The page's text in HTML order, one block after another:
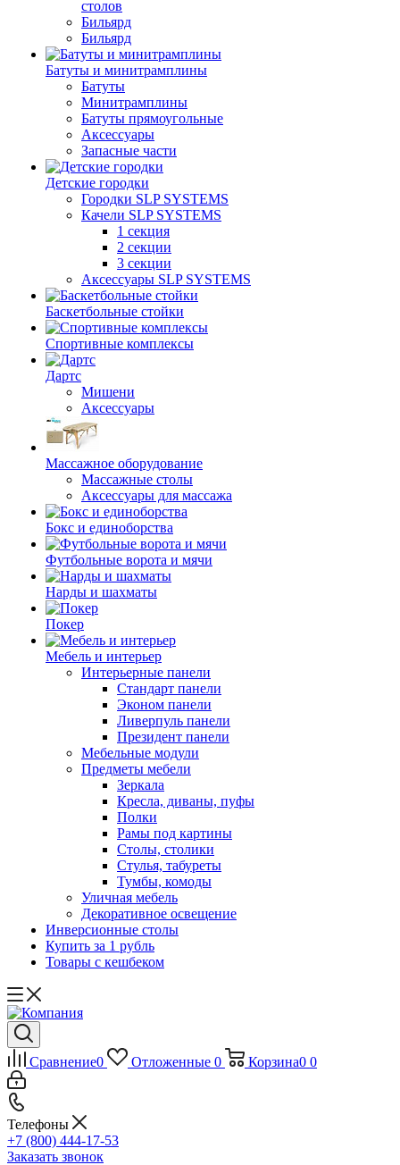
столов
Бильяpд
Бильяpд
Батуты и минитрамплины
Батуты
Минитрамплины
Батуты прямоугольные
Аксессуары
Запасные части
Детские городки
Городки SLP SYSTEMS
Качели SLP SYSTEMS
1 секция
2 секции
3 секции
Аксессуары SLP SYSTEMS
Баскетбольные стойки
Спортивные комплексы
Дартс
Мишени
Аксессуары
Массажное оборудование
Массажные столы
Аксессуары для массажа
Бокс и единоборства
Футбольные ворота и мячи
Нарды и шахматы
Покер
Мебель и интерьер
Интерьерные панели
Стандарт панели
Эконом панели
Ливерпуль панели
Президент панели
Мебельные модули
Предметы мебели
Зеркала
Кресла, диваны, пуфы
Полки
Рамы под картины
Столы, столики
Стулья, табуреты
Тумбы, комоды
Уличная мебель
Декоративное освещение
Инверсионные столы
Купить за 1 рубль
Товары с кешбеком
Сравнение0 Отложенные 0 Корзина0 0
Телефоны
+7 (800) 444-17-53
Заказать звонок